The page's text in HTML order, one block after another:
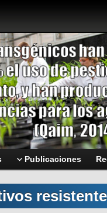
Publicaciones